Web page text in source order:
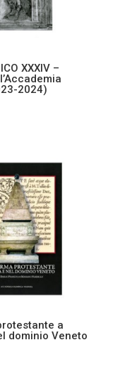
XXXIV –
2024)
a
dominio Veneto